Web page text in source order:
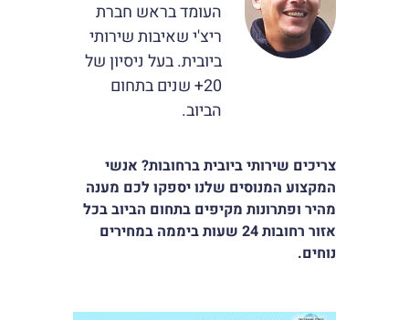
סמן קישורים
לאפס
את
כל
האפשרויות
cached
העומד בראש חברת
ריצ'י שאיבות שירותי
ביובית. בעל ניסיון של
20+ שנים בתחום
הביוב.
צריכים שירותי ביובית ברחובות? אנשי
המקצוע המנוסים שלנו יספקו לכם מענה
מהיר ופתרונות מקיפים בתחום הביוב בכל
אזור רחובות 24 שעות ביממה במחירים
נוחים.